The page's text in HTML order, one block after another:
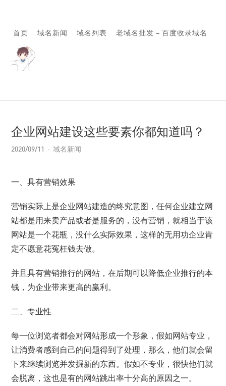
首页 域名新闻 域名列表 老域名批发 – 百度收录域名
企业网站建设这些要素你都知道吗？
2020/09/11 域名新闻
一、具有营销效果
营销实际上是企业网站建造的终究意图，任何企业建立网
站都是用来卖产品或者是服务的，没有营销，就相当于该
网站是一个花瓶，没什么实际效果，这样的无用功企业肯
定不愿意花冤枉钱去做。
并且具有营销推行的网站，在后期可以降低企业推行的本
钱，为企业带来更高的赢利。
二、专业性
每一位浏览者都会对网站形成一个形象，假如网站专业，
让消费者感到自己的问题得到了处理，那么，他们就会留
下来继续浏览并发掘新的东西。假如不专业，很快他们就
会脱离，这也是有的网站跳出率十分高的原因之一。